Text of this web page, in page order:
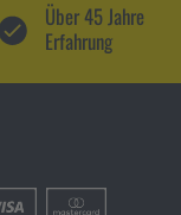
Über 45 Jahre
Erfahrung